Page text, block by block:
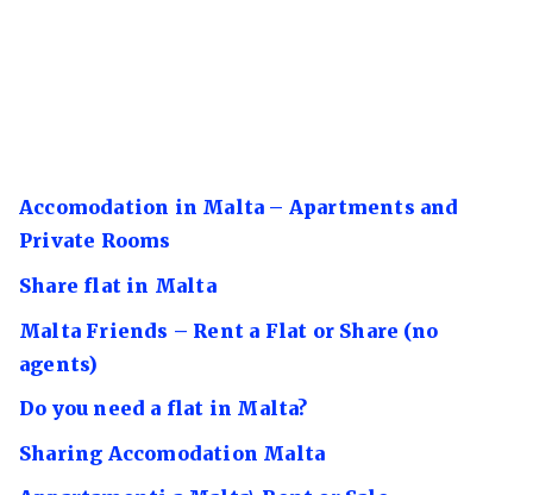
Accomodation in Malta – Apartments and
Private Rooms
Share flat in Malta
Malta Friends – Rent a Flat or Share (no
agents)
Do you need a flat in Malta?
Sharing Accomodation Malta